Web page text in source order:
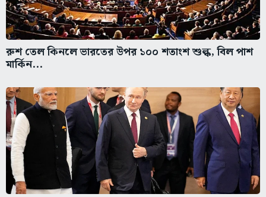
রুশ তেল কিনলে ভারতের উপর ১০০ শতাংশ শুল্ক, বিল পাশ
মার্কিন...